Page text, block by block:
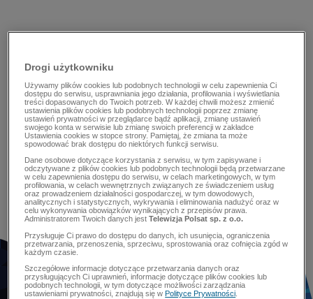
Drogi użytkowniku
Używamy plików cookies lub podobnych technologii w celu zapewnienia Ci
dostępu do serwisu, usprawniania jego działania, profilowania i wyświetlania
treści dopasowanych do Twoich potrzeb. W każdej chwili możesz zmienić
ustawienia plików cookies lub podobnych technologii poprzez zmianę
ustawień prywatności w przeglądarce bądź aplikacji, zmianę ustawień
swojego konta w serwisie lub zmianę swoich preferencji w zakładce
Ustawienia cookies w stopce strony. Pamiętaj, że zmiana ta może
spowodować brak dostępu do niektórych funkcji serwisu.
Dane osobowe dotyczące korzystania z serwisu, w tym zapisywane i
odczytywane z plików cookies lub podobnych technologii będą przetwarzane
w celu zapewnienia dostępu do serwisu, w celach marketingowych, w tym
profilowania, w celach wewnętrznych związanych ze świadczeniem usług
oraz prowadzeniem działalności gospodarczej, w tym dowodowych,
analitycznych i statystycznych, wykrywania i eliminowania nadużyć oraz w
celu wykonywania obowiązków wynikających z przepisów prawa.
Administratorem Twoich danych jestTelewizja Polsat sp. z o.o.
Przysługuje Ci prawo do dostępu do danych, ich usunięcia, ograniczenia
przetwarzania, przenoszenia, sprzeciwu, sprostowania oraz cofnięcia zgód w
każdym czasie.
Szczegółowe informacje dotyczące przetwarzania danych oraz
przysługujących Ci uprawnień, informacje dotyczące plików cookies lub
podobnych technologii, w tym dotyczące możliwości zarządzania
ustawieniami prywatności, znajdują się wPolityce Prywatności